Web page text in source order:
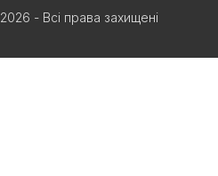
2026 - Всі права захищені